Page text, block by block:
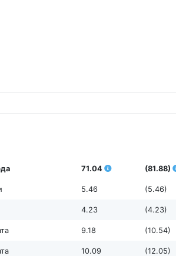
71.04 (81.88)
5.46 (5.46)
4.23 (4.23)
9.18 (10.54)
10.09 (12.05)